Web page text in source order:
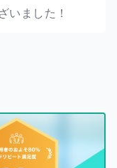
いました！